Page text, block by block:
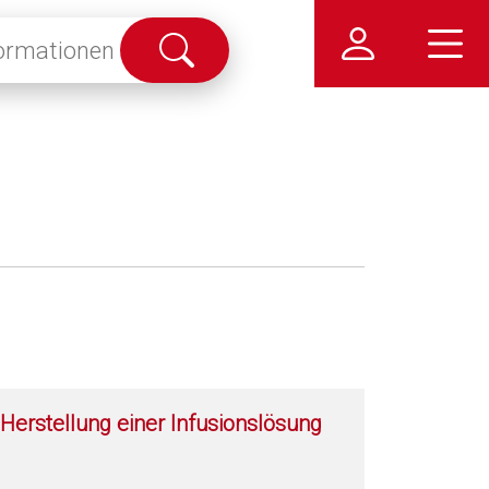
Suche
abschicken
einer Infusionslösung